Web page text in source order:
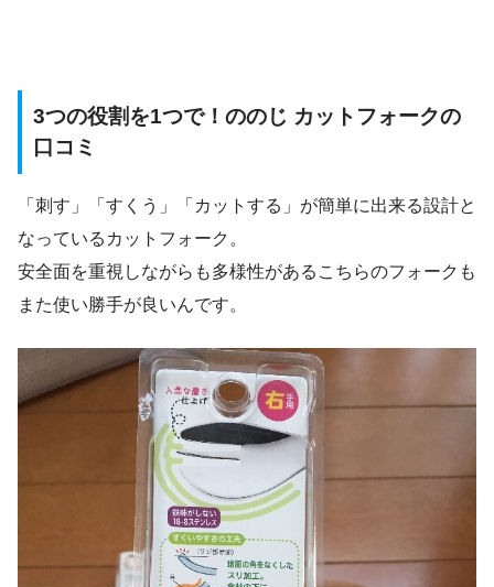
3つの役割を1つで！ののじ カットフォークの
口コミ
「刺す」「すくう」「カットする」が簡単に出来る設計と
なっているカットフォーク。
安全面を重視しながらも多様性があるこちらのフォークも
また使い勝手が良いんです。